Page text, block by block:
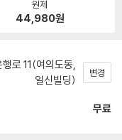
원제
44,980원
로 11(여의도동,
일신빌딩)
변경
무료